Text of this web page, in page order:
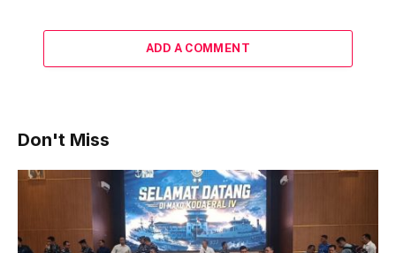
ADD A COMMENT
Don't Miss